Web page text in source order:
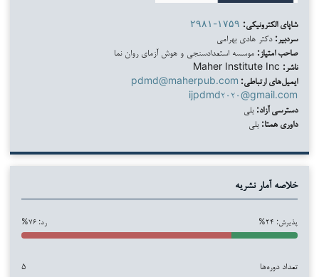
شاپای الکترونیکی: ۲۹۸۱-۱۷۵۹
سردبیر: دکتر هادی بهرامی
صاحب امتیاز: موسسه استعدادسنجی و هوش آزمای روان نما
ناشر:
ایمیل‌های ارتباطی: pdmd@maherpub.com
ijpdmd۲۰۲۰@gmail.com
دسترسی آزاد: بلی
داوری همتا: بلی
خلاصه آمار نشریه
پذیرش: ۲۴% رد: ۷۶%
تعداد دوره‌ها ۵